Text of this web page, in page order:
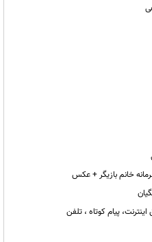
خانم بازیگر + عکس
پیام کوتاه ، تلفن